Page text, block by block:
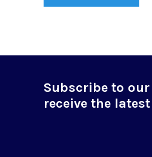
Subscribe to
receive the